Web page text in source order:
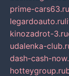
prime-cars63.ru
legardoauto.ru
kinozadrot-3.ru
udalenka-
dash-cash-
hotteygroup.ru